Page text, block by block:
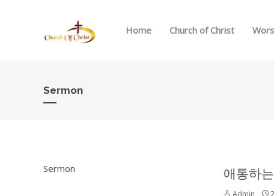
Home Church of Christ
Sermon
Sermon 애통하
Admin